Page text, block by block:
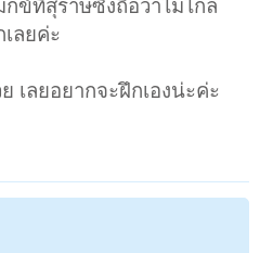
ข์ที่สุราษซึ่งถือว่าไม่ไกล
ลยค่ะ
เลยอยากจะฝึกเองน่ะค่ะ